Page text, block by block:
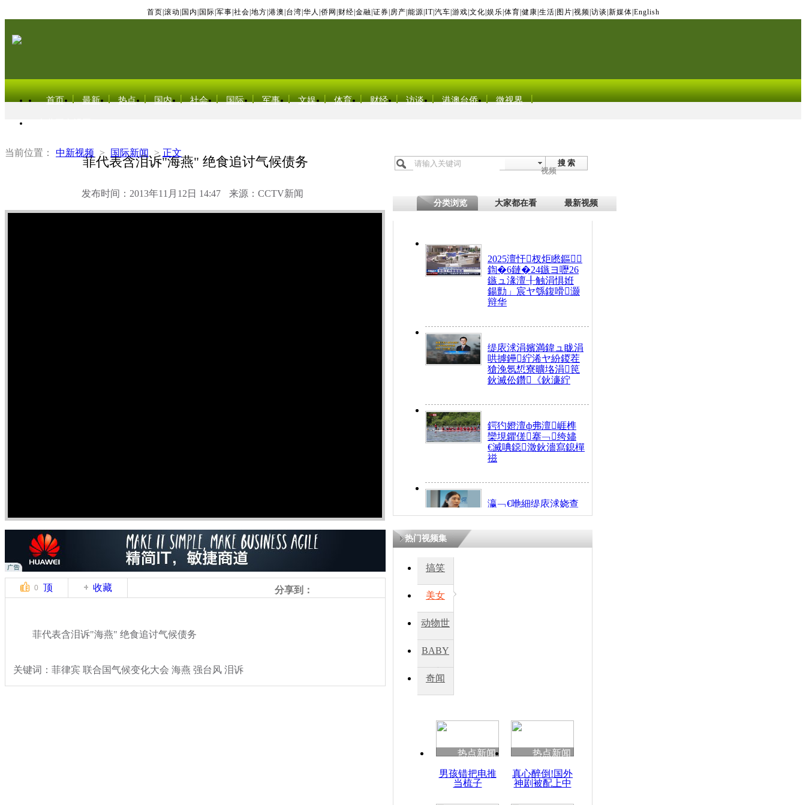
首页 滚动 国内 国际 军事 社会 地方 港澳 台湾 华人 侨网 财经 金融 证券 房产 能源 IT| 汽车 游戏 文化 娱乐 体育 健康 生活 图片 视频 访谈 新媒体 English
首页 最新 热点 国内 社会 国际 军事 文娱 体育 财经 访谈 港澳台侨 微视界
当前位置： 中新视频 > 国际新闻 > 正文
菲代表含泪诉"海燕" 绝食追讨气候债务
发布时间：2013年11月12日 14:47 来源：CCTV新闻
搜 索
视频
分类浏览 大家都在看 最新视频
2025澶忓杈炬矁鏂
鍧�6鏈�24鏃ヨ嚦26
鏃ュ湪澶╂触涓惧姙
鍚勯」宸ヤ綔鍑嗗灏
辩华
缇庡浗涓嬪満鍏ュ眬涓
哄摢鑸紵浠ヤ紛鍐茬
獊浼氬惁寮曠垎涓笢
鈥滅伀鑽《鈥濓紵
鍔犳嬁澶ф弗澶崕榫
欒垷鑺傞搴﹁绔嬧
€滅唺鐚澂鈥濇寫鎴樿
禌
瀛﹁€咃細缇庡浗娆查
€间笢鍗椾簹涓庝腑鍥
熷悎浣� 涓ㄥ浗闄呰
0 顶 收藏 分享到：
菲代表含泪诉"海燕" 绝食追讨气候债务
关键词：菲律宾 联合国气候变化大会 海燕 强台风 泪诉
热门视频集
搞笑
美女
动物世
BABY
秀
奇闻
热点新闻
男孩错把电推
当梳子
热点新闻
真心醉倒!国外
神剧被配上中